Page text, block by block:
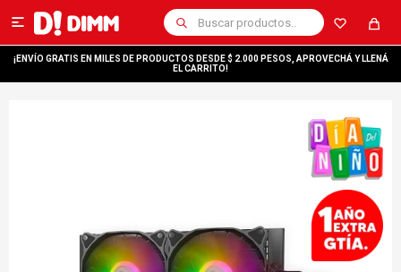

¡ENVÍO GRATIS EN MILES DE PRODUCTOS DESDE $ 2.000 PESOS, APROVECHÁ Y LLENÁ
EL CARRITO!